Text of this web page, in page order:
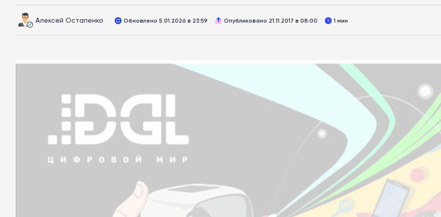
Алексей Остапенко Обновлено 5.01.2026 в 23:59 Опубликовано 21.11.2017 в 08:00 1 мин